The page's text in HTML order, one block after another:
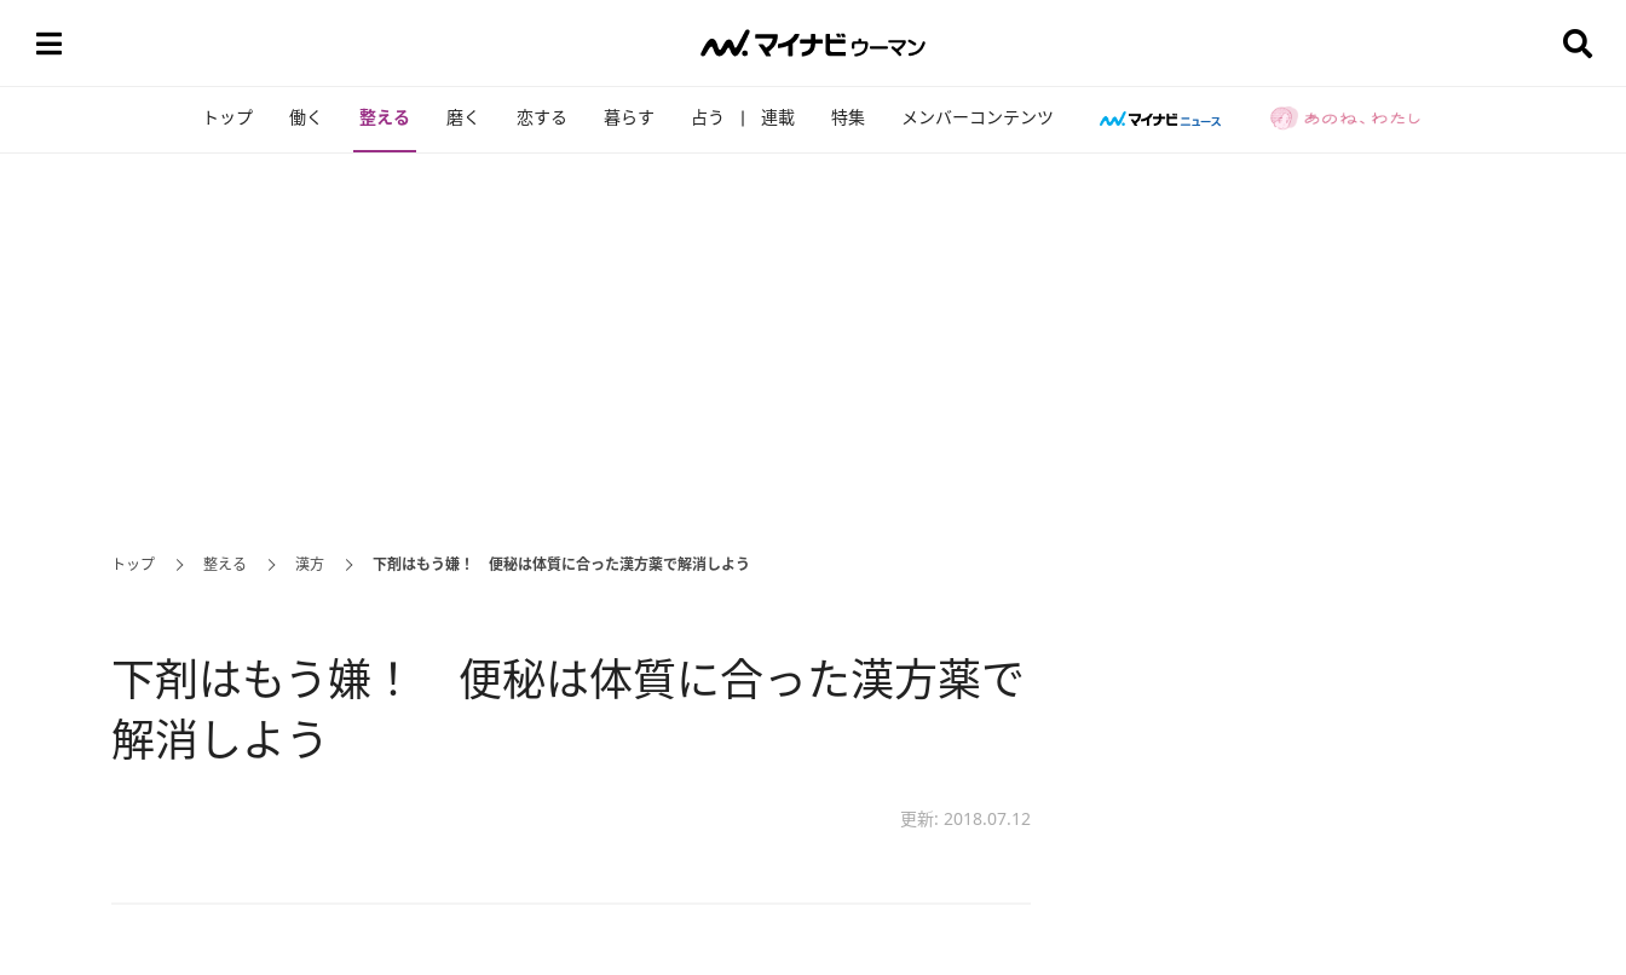
トップ 働く 整える 磨く 恋する 暮らす 占う 連載 特集 メンバーコンテンツ
トップ 整える 漢方 下剤はもう嫌！ 便秘は体質に合った漢方薬で解消しよう
下剤はもう嫌！ 便秘は体質に合った漢方薬で
解消しよう
更新: 2018.07.12